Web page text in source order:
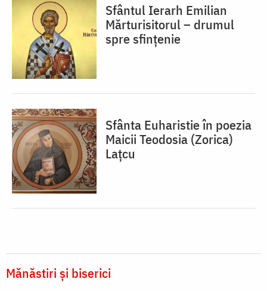
Sfântul Ierarh Emilian
Mărturisitorul – drumul
spre sfințenie
Sfânta Euharistie în poezia
Maicii Teodosia (Zorica)
Lațcu
Mănăstiri și biserici